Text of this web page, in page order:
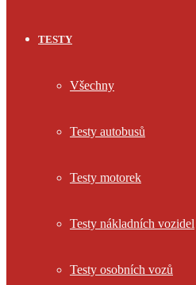
TESTY
Všechny
Testy autobusů
Testy motorek
Testy nákladních vozidel
Testy osobních vozů